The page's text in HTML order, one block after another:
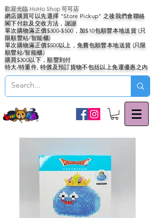
歡迎光臨 HoHo Shop 可可店
網店購買可以先選擇 "Store Pickup" 之後我們會聯絡
閣下付款及交收方法，謝謝
單次購物滿正價$300-$500，加$10包順豐本地送貨 (只
限順豐站/智能櫃)
單次購物滿正價$500以上，免費包順豐本地送貨 (只限
順豐站/智能櫃)
購買$300以下，順豐到付
特大/特重件, 特價及預訂貨物不包括以上免運優惠之內